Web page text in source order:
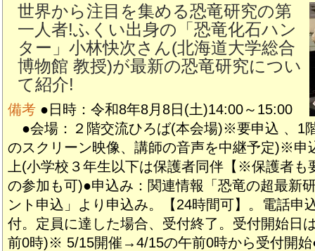
世界から注目を集める恐竜研究の第
一人者!ふくい出身の「恐竜化石ハン
ター」小林快次さん(北海道大学総合
博物館 教授)が最新の恐竜研究につい
て紹介!
備考 ●日時：令和8年8月8日(土)14:00～15:00
●会場：２階交流ひろば(本会場)※要申込 、1
のスクリーン映像、講師の音声を中継予定)※申
上(小学校３年生以下は保護者同伴【※保護者も
の参加も可)●申込み：関連情報「恐竜の超最新
ント申込」より申込み。【24時間可】。電話申
付。定員に達した場合、受付終了。受付開始日
前0時)※ 5/15開催→4/15の午前0時から受付開始